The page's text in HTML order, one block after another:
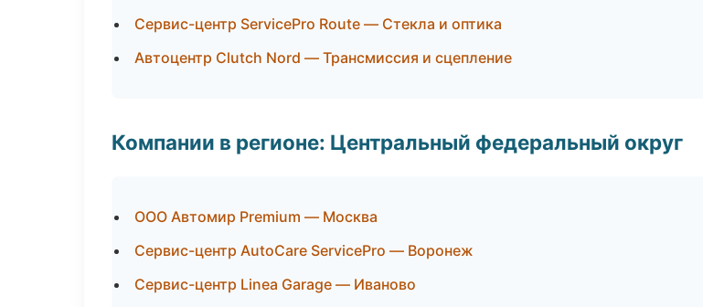
Сервис-центр ServicePro Route — Стекла и оптика
Автоцентр Clutch Nord — Трансмиссия и сцепление
Компании в регионе: Центральный федеральный округ
ООО Автомир Premium — Москва
Сервис-центр AutoCare ServicePro — Воронеж
Сервис-центр Linea Garage — Иваново